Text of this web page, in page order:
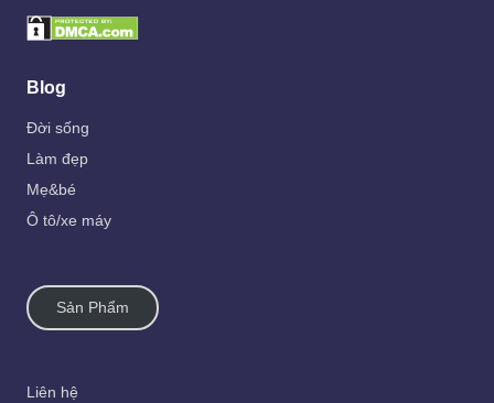
Blog
Đời sống
Làm đẹp
Mẹ&bé
Ô tô/xe máy
Sản Phẩm
Liên hệ